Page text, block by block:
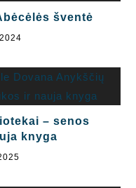
šventė
– senos
knyga